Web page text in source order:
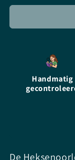
IJswoestijn
Maite
Paperback
Handmatig
De